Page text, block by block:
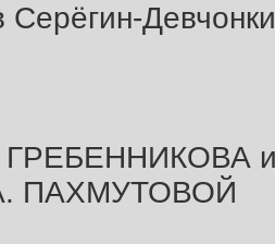
Серёгин-
ГРЕБЕННИКОВА
ПАХМУТОВОЙ